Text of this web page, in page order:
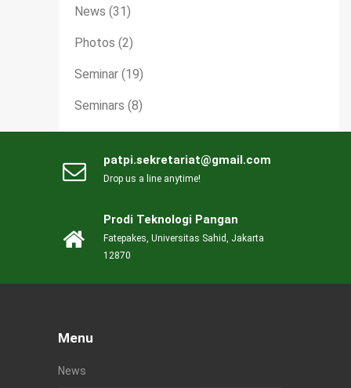
News (31)
Photos (2)
Seminar (19)
Seminars (8)
patpi.sekretariat@gmail.com
Drop us a line anytime!
Prodi Teknologi Pangan
Fatepakes, Universitas Sahid, Jakarta
12870
Menu
News